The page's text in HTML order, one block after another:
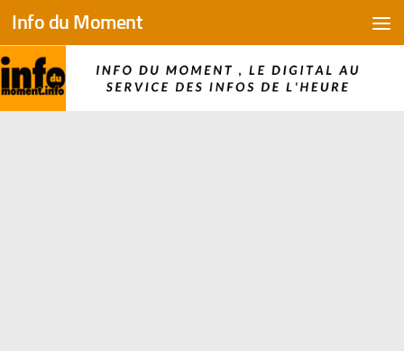
Skip to content
Info du Moment